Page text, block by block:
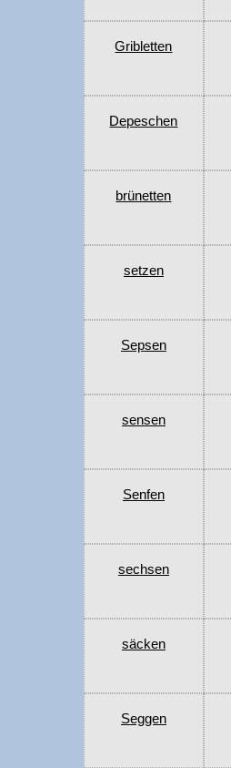
Gribletten
Depeschen
brünetten
setzen
Sepsen
sensen
Senfen
sechsen
säcken
Seggen